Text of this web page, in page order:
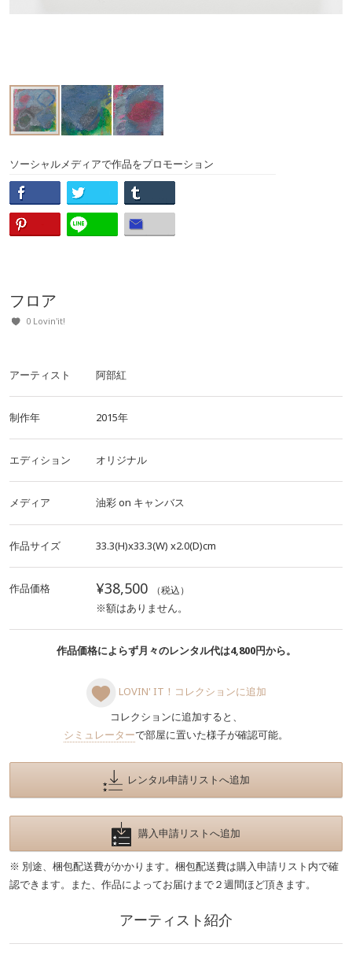
ソーシャルメディアで作品をプロモーション
フロア
0 Lovin'it!
アーティスト 阿部紅
制作年 2015年
エディション オリジナル
メディア 油彩on キャンバス
作品サイズ 33.3(H)x33.3(W) x2.0(D)cm
作品価格 ¥38,500 （税込）
※額はありません。
作品価格によらず月々のレンタル代は4,800円から。
LOVIN' IT！コレクションに追加
コレクションに追加すると、
シミュレーターで部屋に置いた様子が確認可能。
レンタル申請リストへ追加
購入申請リストへ追加
※ 別途、梱包配送費がかかります。梱包配送費は購入申請リスト内で確
認できます。また、作品によってお届けまで２週間ほど頂きます。
アーティスト紹介